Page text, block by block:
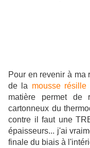
Pour en revenir à ma
de la mousse résille
matière permet de
cartonneux du
contre il faut une
épaisseurs... j'ai
finale du biais à